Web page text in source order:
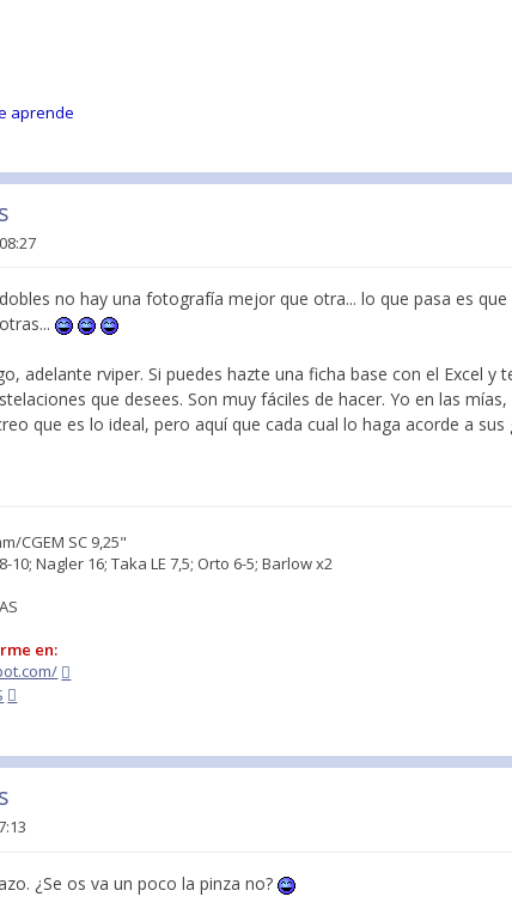
aprende
no hay una fotografía mejor que otra... lo que pasa es
adelante rviper. Si puedes hazte una ficha base con el Excel y
que desees. Son muy fáciles de hacer. Yo en las
que es lo ideal, pero aquí que cada cual lo haga acorde a sus
CGEM SC 9,25"
Nagler 16; Taka LE 7,5; Orto 6-5; Barlow x2
en:
¿Se os va un poco la pinza no?